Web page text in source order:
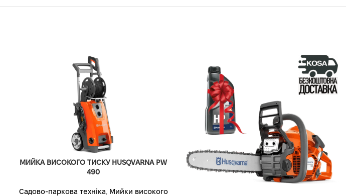
МИЙКА ВИСОКОГО ТИСКУ HUSQVARNA PW
490
Садово-паркова техніка, Мийки високого